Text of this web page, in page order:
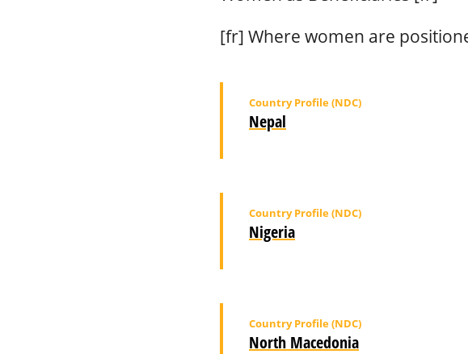
[fr] Where women are
Nepal
Country Profile (NDC)
Nigeria
Country Profile (NDC)
North Macedonia
Country Profile (NDC)